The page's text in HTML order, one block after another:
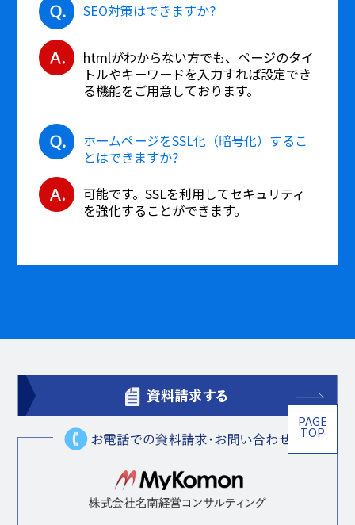
SEO対策はできますか?
htmlがわからない方でも、ページのタイ
トルやキーワードを入力すれば設定でき
る機能をご用意しております。
ホームページをSSL化（暗号化）するこ
とはできますか?
可能です。SSLを利用してセキュリティ
を強化することができます。
PAGE
TOP